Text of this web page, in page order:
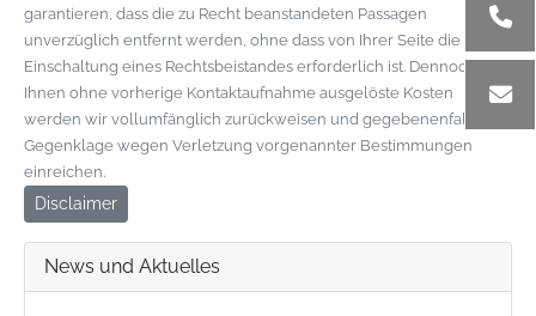
garantieren, dass die zu Recht beanstandeten Passagen
unverzüglich entfernt werden, ohne dass von Ihrer Seite die
Einschaltung eines Rechtsbeistandes erforderlich ist. Dennoch von
Ihnen ohne vorherige Kontaktaufnahme ausgelöste Kosten
werden wir vollumfänglich zurückweisen und gegebenenfalls
Gegenklage wegen Verletzung vorgenannter Bestimmungen
einreichen.
Disclaimer
News und Aktuelles